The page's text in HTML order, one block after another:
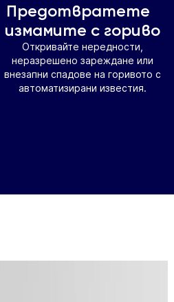
Предотвратете
измамите с гориво
Откривайте нередности,
неразрешено зареждане или
внезапни спадове на горивото с
автоматизирани известия.